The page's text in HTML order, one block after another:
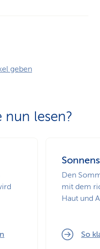
geben
nun lesen?
Den
mit dem
Haut und
So